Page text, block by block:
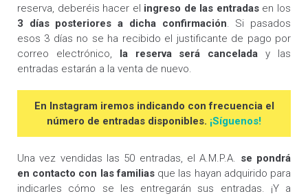
reserva, deberéis hacer el ingreso de las entradasen los
3 días posteriores a dicha confirmación. Si pasados
esos 3 días no se ha recibido el justificante de pago por
correo electrónico, la reserva será cancelada y las
entradas estarán a la venta de nuevo.
En Instagram iremos indicando con frecuencia el
número de entradas disponibles. ¡Síguenos!
Una vez vendidas las 50 entradas, el A.M.P.A. se pondrá
en contacto con las familiasque las hayan adquirido para
indicarles cómo se les entregarán sus entradas. ¡Y a